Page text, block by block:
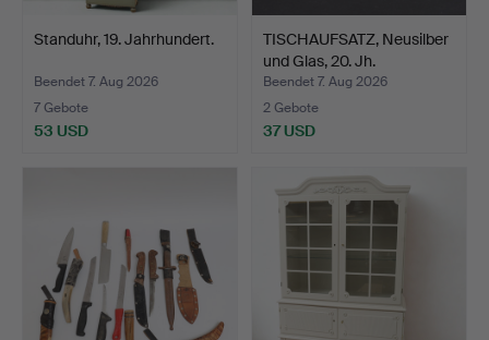
Standuhr, 19. Jahrhundert.
Beendet 7. Aug 2026
7 Gebote
53 USD
TISCHAUFSATZ, Neusilber
und Glas, 20. Jh.
Beendet 7. Aug 2026
2 Gebote
37 USD